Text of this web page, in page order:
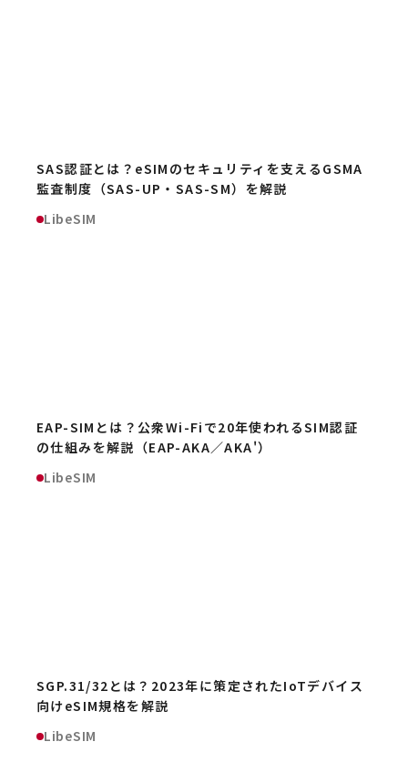
SAS認証とは？eSIMのセキュリティを支えるGSMA
監査制度（SAS-UP・SAS-SM）を解説
LibeSIM
EAP-SIMとは？公衆Wi-Fiで20年使われるSIM認証
の仕組みを解説（EAP-AKA／AKA'）
LibeSIM
SGP.31/32とは？2023年に策定されたIoTデバイス
向けeSIM規格を解説
LibeSIM